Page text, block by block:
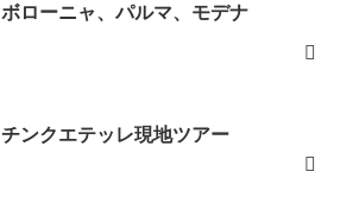
ボローニャ、パルマ、モデナ
チンクエテッレ現地ツアー